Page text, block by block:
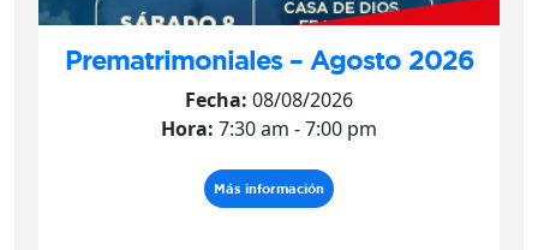
Prematrimoniales – Agosto 2026
Fecha: 08/08/2026
Hora: 7:30 am - 7:00 pm
Más información